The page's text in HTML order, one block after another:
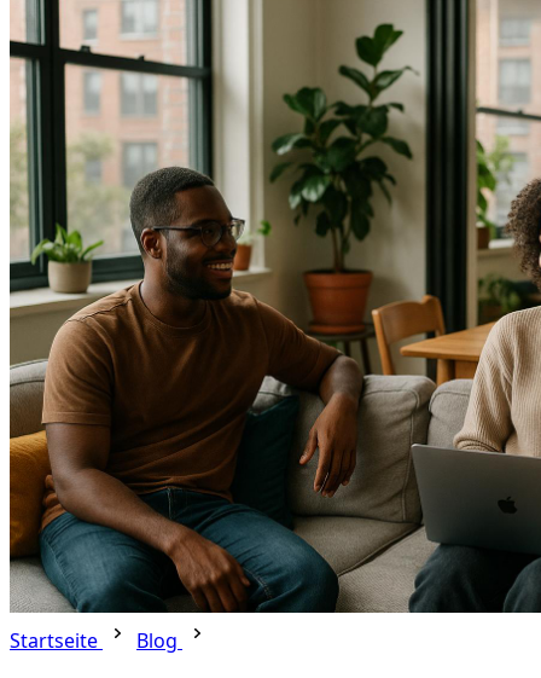
Startseite Blog